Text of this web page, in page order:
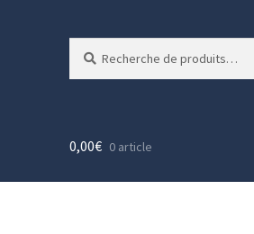
pour :
0,00€ 0 article